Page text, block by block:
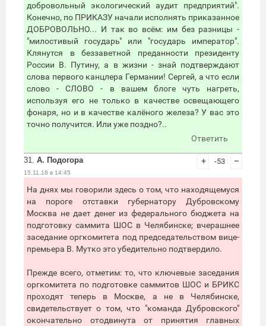
добровольный экологический аудит предприятий".
Конечно, по ПРИКАЗУ начали исполнять приказанное
ДОБРОВОЛЬНО... И так во всём: им без разницы -
"милостивый государь" или "государь император".
Клянутся в беззаветной преданности президенту
России В. Путину, а в жизни - знай подтверждают
слова первого канцлера Германии! Сергей, а что если
слово - СЛОВО - в вашем блоге чуть нагреть,
используя его не только в качестве освещающего
фонаря, но и в качестве калёного железа? У вас это
точно получится. Или уже поздно?..
Ответить
31. А. Подогора
15.11.18 в 14:45
+ -53 –
На днях мы говорили здесь о том, что находящемуся
на пороге отставки губернатору Дубровскому
Москва не дает денег из федерального бюджета на
подготовку саммита ШОС в Челябинске; вчерашнее
заседание оргкомитета под председательством вице-
премьера В. Мутко это убедительно подтвердило.
Прежде всего, отметим: то, что ключевые заседания
оргкомитета по подготовке саммитов ШОС и БРИКС
проходят теперь в Москве, а не в Челябинске,
свидетельствует о том, что "команда Дубровского"
окончательно отодвинута от принятия главных